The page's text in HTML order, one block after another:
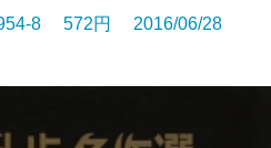
8 572円 2016/06/28